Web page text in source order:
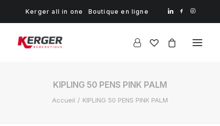
Kerger all in one Boutique en ligne
KIPLING 50 PENS PINK PALM
Accueil KIPLING 50 PENS PINK PALM